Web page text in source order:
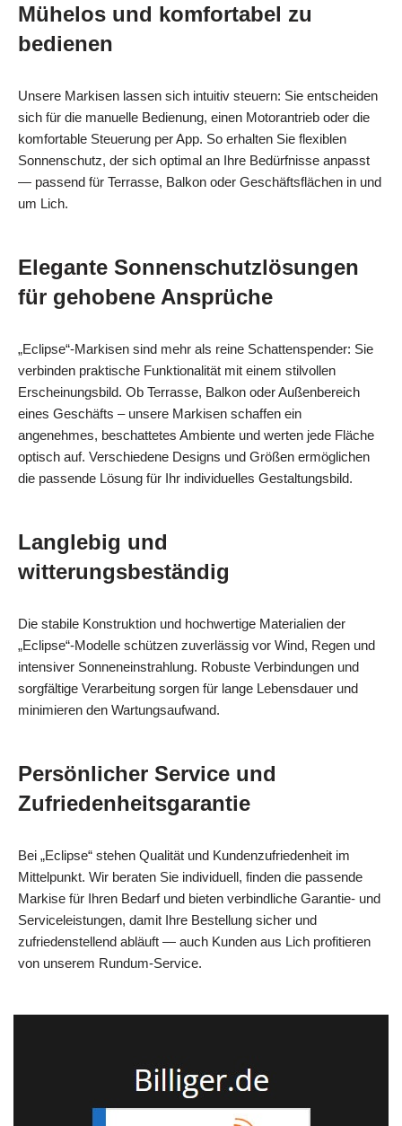
Mühelos und komfortabel zu
bedienen
Unsere Markisen lassen sich intuitiv steuern: Sie entscheiden
sich für die manuelle Bedienung, einen Motorantrieb oder die
komfortable Steuerung per App. So erhalten Sie flexiblen
Sonnenschutz, der sich optimal an Ihre Bedürfnisse anpasst
— passend für Terrasse, Balkon oder Geschäftsflächen in und
um Lich.
Elegante Sonnenschutzlösungen
für gehobene Ansprüche
„Eclipse“-Markisen sind mehr als reine Schattenspender: Sie
verbinden praktische Funktionalität mit einem stilvollen
Erscheinungsbild. Ob Terrasse, Balkon oder Außenbereich
eines Geschäfts – unsere Markisen schaffen ein
angenehmes, beschattetes Ambiente und werten jede Fläche
optisch auf. Verschiedene Designs und Größen ermöglichen
die passende Lösung für Ihr individuelles Gestaltungsbild.
Langlebig und
witterungsbeständig
Die stabile Konstruktion und hochwertige Materialien der
„Eclipse“-Modelle schützen zuverlässig vor Wind, Regen und
intensiver Sonneneinstrahlung. Robuste Verbindungen und
sorgfältige Verarbeitung sorgen für lange Lebensdauer und
minimieren den Wartungsaufwand.
Persönlicher Service und
Zufriedenheitsgarantie
Bei „Eclipse“ stehen Qualität und Kundenzufriedenheit im
Mittelpunkt. Wir beraten Sie individuell, finden die passende
Markise für Ihren Bedarf und bieten verbindliche Garantie- und
Serviceleistungen, damit Ihre Bestellung sicher und
zufriedenstellend abläuft — auch Kunden aus Lich profitieren
von unserem Rundum-Service.